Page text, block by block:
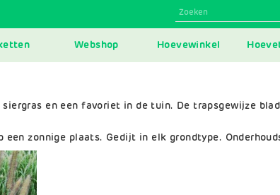
Webshop Hoevewinkel
en een favoriet in de tuin. De trapsgewijze
zonnige plaats. Gedijt in elk grondtype.